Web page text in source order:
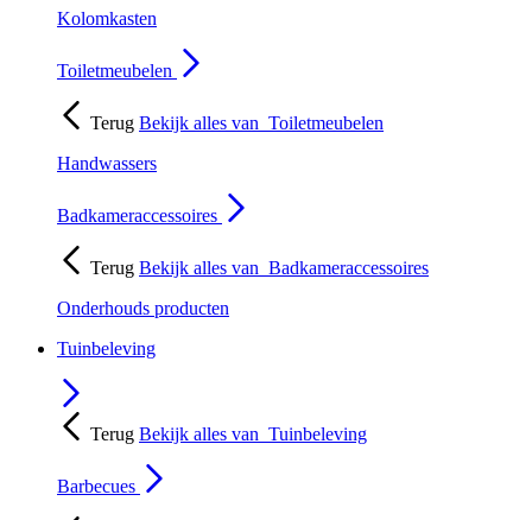
Kolomkasten
Toiletmeubelen
Terug Bekijk alles van Toiletmeubelen
Handwassers
Badkameraccessoires
Terug Bekijk alles van Badkameraccessoires
Onderhouds producten
Tuinbeleving
Terug Bekijk alles van Tuinbeleving
Barbecues